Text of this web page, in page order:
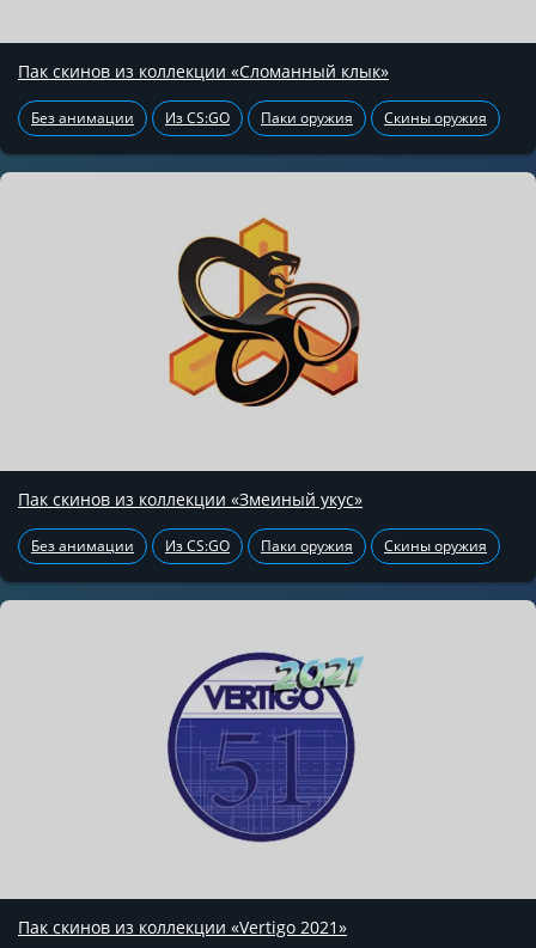
Пак скинов из коллекции «Сломанный клык»
Без анимации Из CS:GO Паки оружия Скины оружия
Пак скинов из коллекции «Змеиный укус»
Без анимации Из CS:GO Паки оружия Скины оружия
Пак скинов из коллекции «Vertigo 2021»